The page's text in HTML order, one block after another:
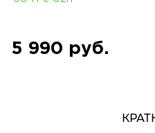
5 990 руб.